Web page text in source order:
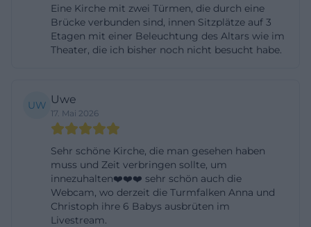
sondern die Atmosphäre des ganzen Ortes. St.
Michaelis liefert genau das: historische Substanz,
räumliche Weite und eine starke Silhouette im
michaeliskirche-hof.de/unsere-kirchen/kirche-st-
Geschichte von der Kapelle bis zur heutigen
Hauptkirche
Die Geschichte von St. Michaelis ist eng mit der
Entwicklung Hofs verbunden. Der Ursprung reicht
bis zu einer Kapelle um 1230 zurück, also in eine
Eine Kirche mit zwei Türmen, die durch eine
Brücke verbunden sind, innen Sitzplätze auf 3
Etagen mit einer Beleuchtung des Altars wie im
Theater, die ich bisher noch nicht besucht habe.
UW Uwe
17. Mai 2026
Sehr schöne Kirche, die man gesehen haben
muss und Zeit verbringen sollte, um
innezuhalten❤️❤️❤️ sehr schön auch die
Webcam, wo derzeit die Turmfalken Anna und
Christoph ihre 6 Babys ausbrüten im
Livestream.